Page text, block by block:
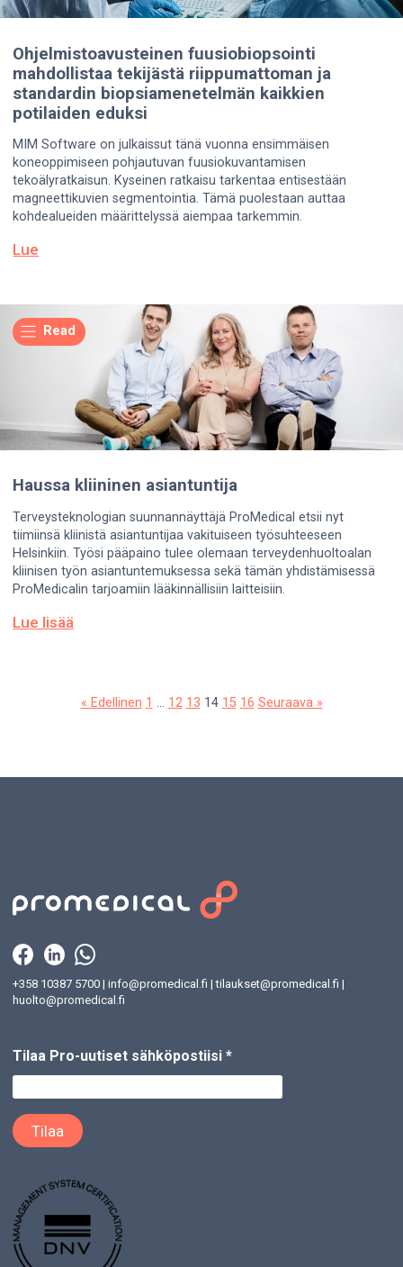
Ohjelmistoavusteinen fuusiobiopsointi
mahdollistaa tekijästä riippumattoman ja
standardin biopsiamenetelmän kaikkien
potilaiden eduksi
MIM Software on julkaissut tänä vuonna ensimmäisen
koneoppimiseen pohjautuvan fuusiokuvantamisen
tekoälyratkaisun. Kyseinen ratkaisu tarkentaa entisestään
magneettikuvien segmentointia. Tämä puolestaan auttaa
kohdealueiden määrittelyssä aiempaa tarkemmin.
Lue
Read
Haussa kliininen asiantuntija
Terveysteknologian suunnannäyttäjä ProMedical etsii nyt
tiimiinsä kliinistä asiantuntijaa vakituiseen työsuhteeseen
Helsinkiin. Työsi pääpaino tulee olemaan terveydenhuoltoalan
kliinisen työn asiantuntemuksessa sekä tämän yhdistämisessä
ProMedicalin tarjoamiin lääkinnällisiin laitteisiin.
Lue lisää
« Edellinen 1 … 12 13 14 15 16 Seuraava »
+358 10387 5700 |info@promedical.fi |tilaukset@promedical.fi |
huolto@promedical.fi
Tilaa Pro-uutiset sähköpostiisi*